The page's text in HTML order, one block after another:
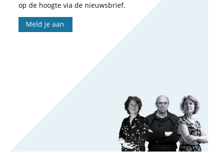
op de hoogte via de nieuwsbrief.
Meld je aan